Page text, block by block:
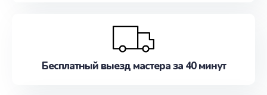
Бесплатный выезд мастера за 40 минут